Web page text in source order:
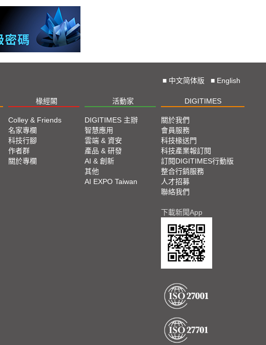
■ 中文简体版 ■ English
椽經閣 活動家 DIGITIMES
Colley & Friends
名家專欄
科技行腳
作者群
關於專欄
DIGITIMES 主辦
智慧應用
雲端 & 資安
產品 & 研發
AI & 創新
其他
AI EXPO Taiwan
關於我們
會員服務
科技椽送門
科技產業報訂閱
訂閱DIGITIMES行動版
整合行銷服務
人才招募
聯絡我們
下載新聞App